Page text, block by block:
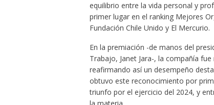
equilibrio entre la vida personal y
primer lugar en el ranking Mejores
Fundación Chile Unido y El Mercurio.
En la premiación -de manos del
Trabajo, Janet Jara-, la compañía
reafirmando así un desempeño
obtuvo este reconocimiento por
triunfo por el ejercicio del 2024, y